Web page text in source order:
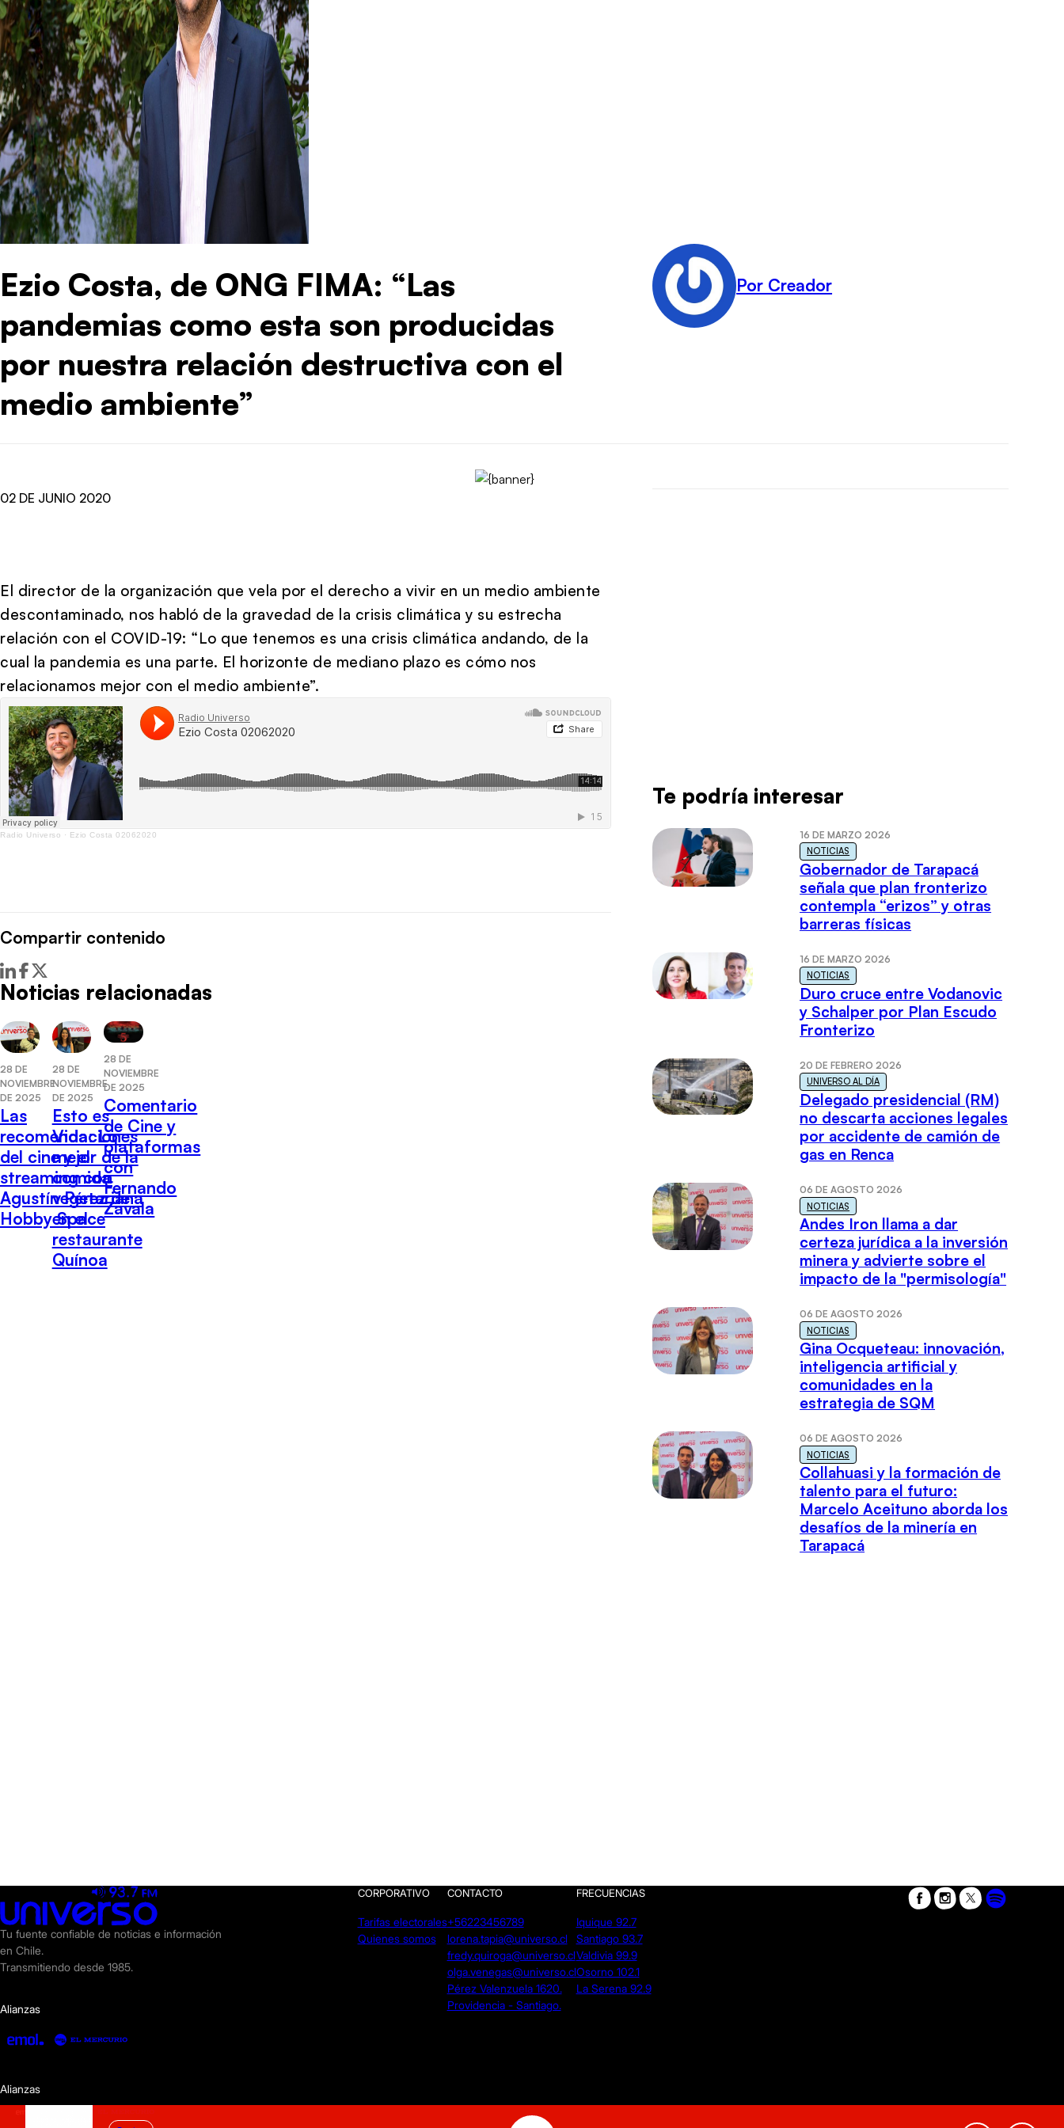
Ezio Costa, de ONG FIMA: “Las
pandemias como esta son producidas
por nuestra relación destructiva con el
medio ambiente”
Por Creador
02 DE JUNIO 2020
El director de la organización que vela por el derecho a vivir en un medio ambiente
descontaminado, nos habló de la gravedad de la crisis climática y su estrecha
relación con el COVID-19: “Lo que tenemos es una crisis climática andando, de la
cual la pandemia es una parte. El horizonte de mediano plazo es cómo nos
relacionamos mejor con el medio ambiente”.
Radio Universo · Ezio Costa 02062020
Compartir contenido
Noticias relacionadas
28 DE
NOVIEMBRE
DE 2025
Las
recomendaciones
del cine y el
streaming con
Agustín Pérez de
Hobby Space
28 DE
NOVIEMBRE
DE 2025
Esto es
Vida: Lo
mejor de la
comida
vegetariana
en el
restaurante
Quínoa
28 DE
NOVIEMBRE
DE 2025
Comentario
de Cine y
plataformas
con
Fernando
Zavala
Te podría interesar
16 DE MARZO 2026
NOTICIAS
Gobernador de Tarapacá
señala que plan fronterizo
contempla “erizos” y otras
barreras físicas
16 DE MARZO 2026
NOTICIAS
Duro cruce entre Vodanovic
y Schalper por Plan Escudo
Fronterizo
20 DE FEBRERO 2026
UNIVERSO AL DÍA
Delegado presidencial (RM)
no descarta acciones legales
por accidente de camión de
gas en Renca
06 DE AGOSTO 2026
NOTICIAS
Andes Iron llama a dar
certeza jurídica a la inversión
minera y advierte sobre el
impacto de la "permisología"
06 DE AGOSTO 2026
NOTICIAS
Gina Ocqueteau: innovación,
inteligencia artificial y
comunidades en la
estrategia de SQM
06 DE AGOSTO 2026
NOTICIAS
Collahuasi y la formación de
talento para el futuro:
Marcelo Aceituno aborda los
desafíos de la minería en
Tarapacá
Tu fuente confiable de noticias e información
en Chile.
Transmitiendo desde 1985.
Alianzas
CORPORATIVO
Tarifas electorales
Quienes somos
CONTACTO
+56223456789
lorena.tapia@universo.cl
fredy.quiroga@universo.cl
olga.venegas@universo.cl
Pérez Valenzuela 1620.
Providencia - Santiago.
FRECUENCIAS
Iquique 92.7
Santiago 93.7
Valdivia 99.9
Osorno 102.1
La Serena 92.9
Alianzas